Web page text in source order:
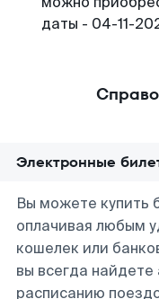
даты - 04-11-
Электронные
Вы можете купить
оплачивая любым
кошелек или
вы всегда
расписанию